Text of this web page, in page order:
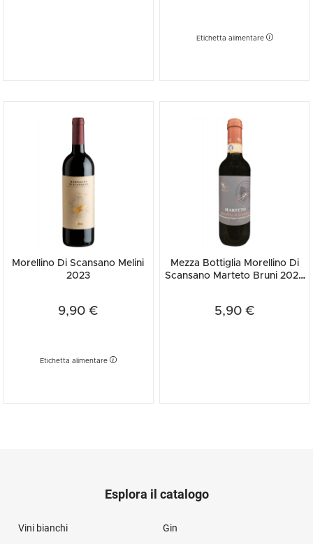
Etichetta alimentare
Morellino Di Scansano Melini
2023
9,90 €
Etichetta alimentare
Mezza Bottiglia Morellino Di
Scansano Marteto Bruni 2022
5,90 €
Esplora il catalogo
Vini bianchi Gin